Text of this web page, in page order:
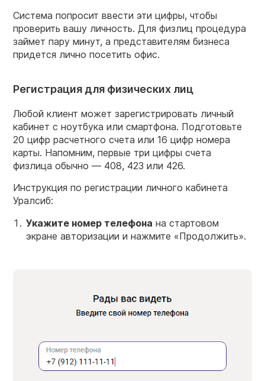
Система попросит ввести эти цифры, чтобы
проверить вашу личность. Для физлиц процедура
займет пару минут, а представителям бизнеса
придется лично посетить офис.
Регистрация для физических лиц
Любой клиент может зарегистрировать личный
кабинет с ноутбука или смартфона. Подготовьте
20 цифр расчетного счета или 16 цифр номера
карты. Напомним, первые три цифры счета
физлица обычно — 408, 423 или 426.
Инструкция по регистрации личного кабинета
Уралсиб:
Укажите номер телефона на стартовом
экране авторизации и нажмите «Продолжить».